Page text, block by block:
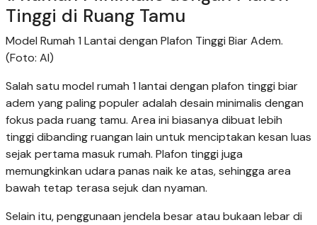
Tinggi di Ruang Tamu
Model Rumah 1 Lantai dengan Plafon Tinggi Biar Adem.
(Foto: AI)
Salah satu model rumah 1 lantai dengan plafon tinggi biar
adem yang paling populer adalah desain minimalis dengan
fokus pada ruang tamu. Area ini biasanya dibuat lebih
tinggi dibanding ruangan lain untuk menciptakan kesan luas
sejak pertama masuk rumah. Plafon tinggi juga
memungkinkan udara panas naik ke atas, sehingga area
bawah tetap terasa sejuk dan nyaman.
Selain itu, penggunaan jendela besar atau bukaan lebar di